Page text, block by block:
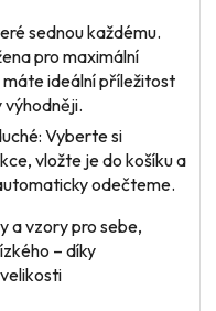
sednou každému.
pro maximální
ideální příležitost
výhodněji.
Vyberte si
vložte je do košíku a
odečteme.
a vzory pro sebe,
– díky